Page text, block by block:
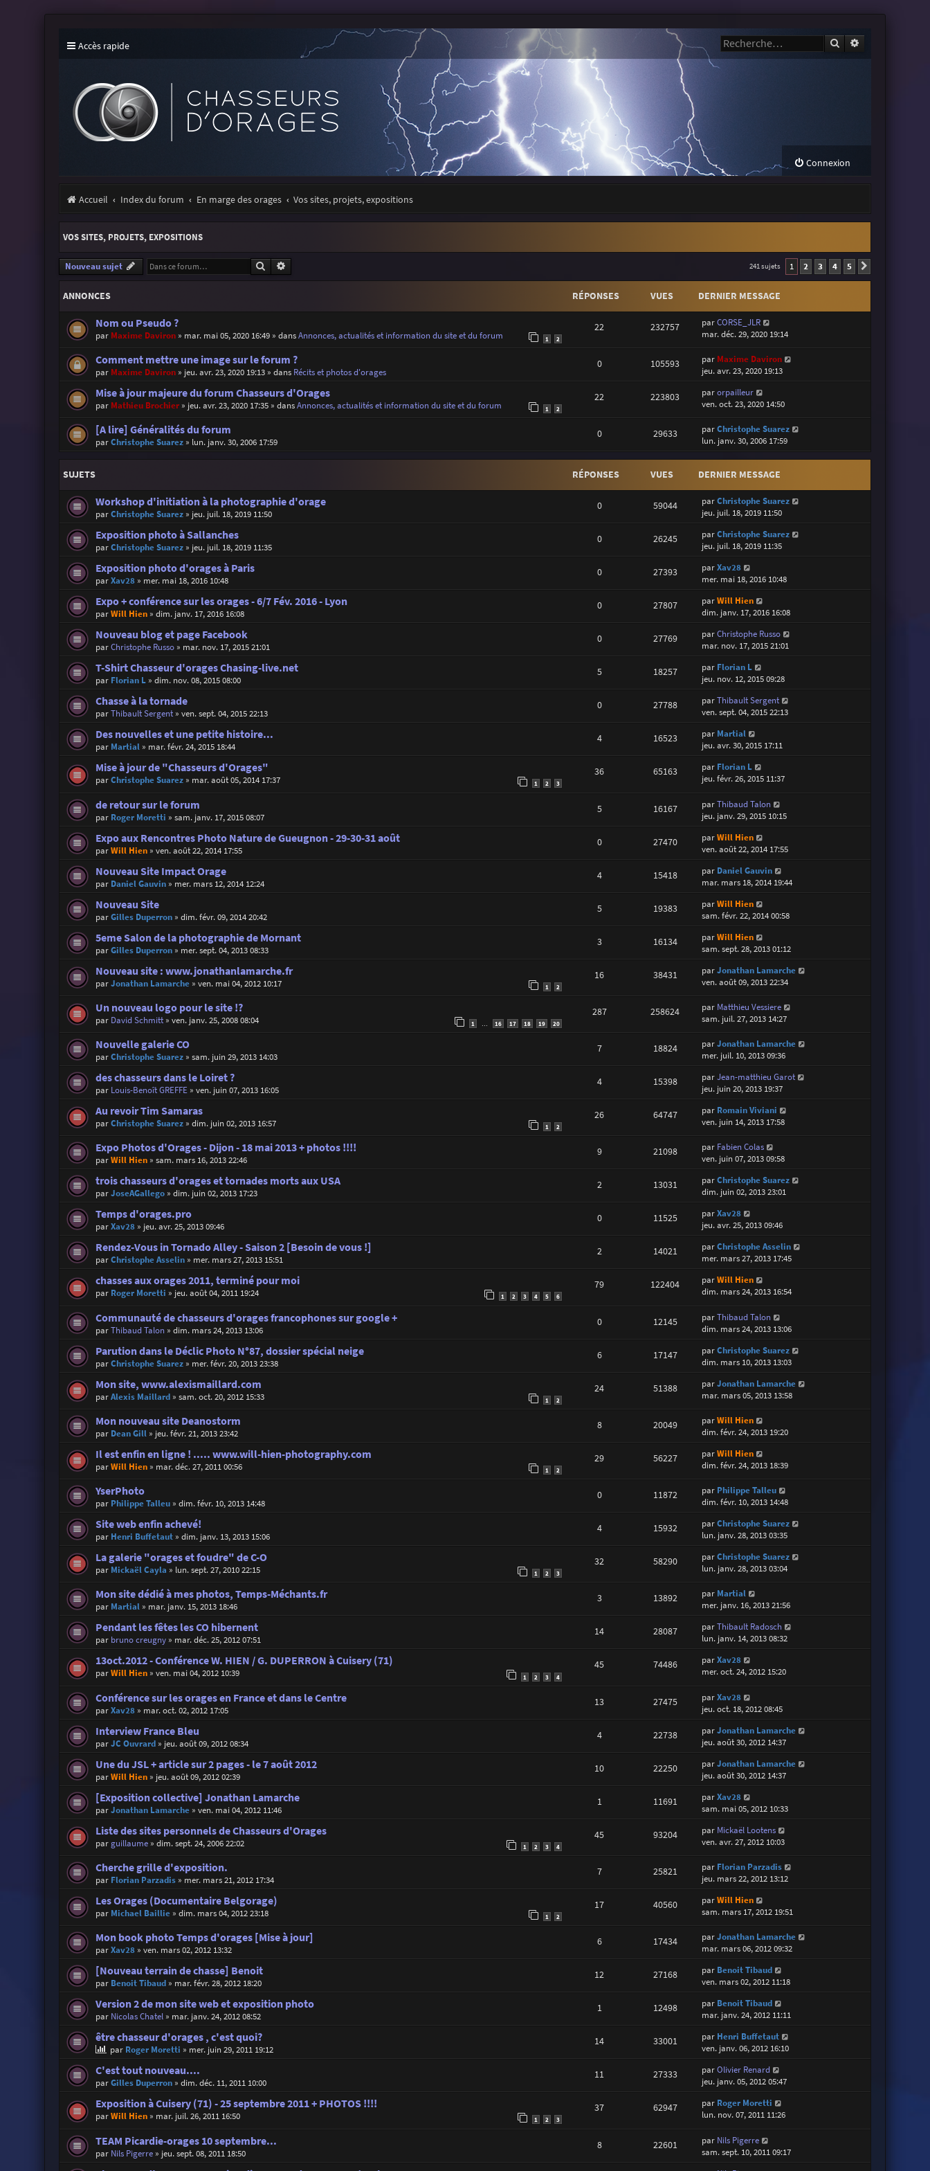
Accès rapide Rechercher
Connexion
Accueil Index du forum En marge des orages Vos sites, projets, expositions
VOS SITES, PROJETS, EXPOSITIONS
Nouveau sujet Rechercher 241 sujets 1 2 3 4 5
ANNONCES RÉPONSES VUES DERNIER MESSAGE
Nom ou Pseudo ?
par Maxime Daviron» mar. mai 05, 2020 16:49» dansAnnonces, actualités et information du site et du forum 1 2
22 232757 parCORSE_JLR
mar. déc. 29, 2020 19:14
Comment mettre une image sur le forum ?
par Maxime Daviron» jeu. avr. 23, 2020 19:13» dans Récits et photos d'orages
0 105593 par Maxime Daviron
jeu. avr. 23, 2020 19:13
Mise à jour majeure du forum Chasseurs d'Orages
par Mathieu Brochier» jeu. avr. 23, 2020 17:35» dansAnnonces, actualités et information du site et du forum 1 2
22 223803 parorpailleur
ven. oct. 23, 2020 14:50
[A lire] Généralités du forum
parChristophe Suarez» lun. janv. 30, 2006 17:59
0 29633 parChristophe Suarez
lun. janv. 30, 2006 17:59
SUJETS RÉPONSES VUES DERNIER MESSAGE
Workshop d'initiation à la photographie d'orage
parChristophe Suarez» jeu. juil. 18, 2019 11:50
0 59044 parChristophe Suarez
jeu. juil. 18, 2019 11:50
Exposition photo à Sallanches
parChristophe Suarez» jeu. juil. 18, 2019 11:35
0 26245 parChristophe Suarez
jeu. juil. 18, 2019 11:35
Exposition photo d'orages à Paris
parXav28» mer. mai 18, 2016 10:48
0 27393 parXav28
mer. mai 18, 2016 10:48
Expo + conférence sur les orages - 6/7 Fév. 2016 - Lyon
parWill Hien» dim. janv. 17, 2016 16:08
0 27807 parWill Hien
dim. janv. 17, 2016 16:08
Nouveau blog et page Facebook
parChristophe Russo» mar. nov. 17, 2015 21:01
0 27769 parChristophe Russo
mar. nov. 17, 2015 21:01
T-Shirt Chasseur d'orages Chasing-live.net
par Florian L» dim. nov. 08, 2015 08:00
5 18257 par Florian L
jeu. nov. 12, 2015 09:28
Chasse à la tornade
parThibault Sergent» ven. sept. 04, 2015 22:13
0 27788 parThibault Sergent
ven. sept. 04, 2015 22:13
Des nouvelles et une petite histoire...
par Martial» mar. févr. 24, 2015 18:44
4 16523 par Martial
jeu. avr. 30, 2015 17:11
Mise à jour de "Chasseurs d'Orages"
parChristophe Suarez» mar. août 05, 2014 17:37 1 2 3
36 65163 par Florian L
jeu. févr. 26, 2015 11:37
de retour sur le forum
par Roger Moretti » sam. janv. 17, 2015 08:07
5 16167 parThibaud Talon
jeu. janv. 29, 2015 10:15
Expo aux Rencontres Photo Nature de Gueugnon - 29-30-31 août
parWill Hien» ven. août 22, 2014 17:55
0 27470 parWill Hien
ven. août 22, 2014 17:55
Nouveau Site Impact Orage
par Daniel Gauvin» mer. mars 12, 2014 12:24
4 15418 par Daniel Gauvin
mar. mars 18, 2014 19:44
Nouveau Site
parGilles Duperron» dim. févr. 09, 2014 20:42
5 19383 parWill Hien
sam. févr. 22, 2014 00:58
5eme Salon de la photographie de Mornant
parGilles Duperron» mer. sept. 04, 2013 08:33
3 16134 parWill Hien
sam. sept. 28, 2013 01:12
Nouveau site : www.jonathanlamarche.fr
parJonathan Lamarche» ven. mai 04, 2012 10:17 1 2
16 38431 parJonathan Lamarche
ven. août 09, 2013 22:34
Un nouveau logo pour le site !?
par David Schmitt» ven. janv. 25, 2008 08:04 1 16 17 18 19 20
287 258624 par Matthieu Vessiere
sam. juil. 27, 2013 14:27
Nouvelle galerie CO
parChristophe Suarez» sam. juin 29, 2013 14:03
7 18824 parJonathan Lamarche
mer. juil. 10, 2013 09:36
des chasseurs dans le Loiret ?
par Louis-Benoît GREFFE» ven. juin 07, 2013 16:05
4 15398 parJean-matthieu Garot
jeu. juin 20, 2013 19:37
Au revoir Tim Samaras
parChristophe Suarez» dim. juin 02, 2013 16:57 1 2
26 64747 par Romain Viviani
ven. juin 14, 2013 17:58
Expo Photos d'Orages - Dijon - 18 mai 2013 + photos !!!!
parWill Hien» sam. mars 16, 2013 22:46
9 21098 par Fabien Colas
ven. juin 07, 2013 09:58
trois chasseurs d'orages et tornades morts aux USA
parJoseAGallego» dim. juin 02, 2013 17:23
2 13031 parChristophe Suarez
dim. juin 02, 2013 23:01
Temps d'orages.pro
parXav28» jeu. avr. 25, 2013 09:46
0 11525 parXav28
jeu. avr. 25, 2013 09:46
Rendez-Vous in Tornado Alley - Saison 2 [Besoin de vous !]
parChristophe Asselin» mer. mars 27, 2013 15:51
2 14021 parChristophe Asselin
mer. mars 27, 2013 17:45
chasses aux orages 2011, terminé pour moi
par Roger Moretti » jeu. août 04, 2011 19:24 1 2 3 4 5 6
79 122404 parWill Hien
dim. mars 24, 2013 16:54
Communauté de chasseurs d'orages francophones sur google +
parThibaud Talon» dim. mars 24, 2013 13:06
0 12145 parThibaud Talon
dim. mars 24, 2013 13:06
Parution dans le Déclic Photo N°87, dossier spécial neige
parChristophe Suarez» mer. févr. 20, 2013 23:38
6 17147 parChristophe Suarez
dim. mars 10, 2013 13:03
Mon site, www.alexismaillard.com
parAlexis Maillard» sam. oct. 20, 2012 15:33 1 2
24 51388 parJonathan Lamarche
mar. mars 05, 2013 13:58
Mon nouveau site Deanostorm
par Dean Gill» jeu. févr. 21, 2013 23:42
8 20049 parWill Hien
dim. févr. 24, 2013 19:20
Il est enfin en ligne ! ..... www.will-hien-photography.com
parWill Hien» mar. déc. 27, 2011 00:56 1 2
29 56227 parWill Hien
dim. févr. 24, 2013 18:39
YserPhoto
par Philippe Talleu» dim. févr. 10, 2013 14:48
0 11872 par Philippe Talleu
dim. févr. 10, 2013 14:48
Site web enfin achevé!
par Henri Buffetaut» dim. janv. 13, 2013 15:06
4 15932 parChristophe Suarez
lun. janv. 28, 2013 03:35
La galerie "orages et foudre" de C-O
par Mickaël Cayla » lun. sept. 27, 2010 22:15 1 2 3
32 58290 parChristophe Suarez
lun. janv. 28, 2013 03:04
Mon site dédié à mes photos, Temps-Méchants.fr
par Martial» mar. janv. 15, 2013 18:46
3 13892 par Martial
mer. janv. 16, 2013 21:56
Pendant les fêtes les CO hibernent
par bruno creugny» mar. déc. 25, 2012 07:51
14 28087 parThibault Radosch
lun. janv. 14, 2013 08:32
13oct.2012 - Conférence W. HIEN / G. DUPERRON à Cuisery (71)
parWill Hien» ven. mai 04, 2012 10:39 1 2 3 4
45 74486 parXav28
mer. oct. 24, 2012 15:20
Conférence sur les orages en France et dans le Centre
parXav28» mar. oct. 02, 2012 17:05
13 27475 parXav28
jeu. oct. 18, 2012 08:45
Interview France Bleu
parJC Ouvrard» jeu. août 09, 2012 08:34
4 22738 parJonathan Lamarche
jeu. août 30, 2012 14:37
Une du JSL + article sur 2 pages - le 7 août 2012
parWill Hien» jeu. août 09, 2012 02:39
10 22250 parJonathan Lamarche
jeu. août 30, 2012 14:37
[Exposition collective] Jonathan Lamarche
parJonathan Lamarche» ven. mai 04, 2012 11:46
1 11691 parXav28
sam. mai 05, 2012 10:33
Liste des sites personnels de Chasseurs d'Orages
par guillaume» dim. sept. 24, 2006 22:02 1 2 3 4
45 93204 par Mickaël Lootens
ven. avr. 27, 2012 10:03
Cherche grille d'exposition.
par Florian Parzadis» mer. mars 21, 2012 17:34
7 25821 par Florian Parzadis
jeu. mars 22, 2012 13:12
Les Orages (Documentaire Belgorage)
par Michael Baillie» dim. mars 04, 2012 23:18 1 2
17 40560 parWill Hien
sam. mars 17, 2012 19:51
Mon book photo Temps d'orages [Mise à jour]
parXav28» ven. mars 02, 2012 13:32
6 17434 parJonathan Lamarche
mar. mars 06, 2012 09:32
[Nouveau terrain de chasse] Benoit
par Benoit Tibaud» mar. févr. 28, 2012 18:20
12 27168 par Benoit Tibaud
ven. mars 02, 2012 11:18
Version 2 de mon site web et exposition photo
par Nicolas Chatel» mar. janv. 24, 2012 08:52
1 12498 par Benoit Tibaud
mar. janv. 24, 2012 11:11
être chasseur d'orages , c'est quoi?
par Roger Moretti » mer. juin 29, 2011 19:12
14 33001 par Henri Buffetaut
ven. janv. 06, 2012 16:10
C'est tout nouveau....
parGilles Duperron» dim. déc. 11, 2011 10:00
11 27333 parOlivier Renard
jeu. janv. 05, 2012 05:47
Exposition à Cuisery (71) - 25 septembre 2011 + PHOTOS !!!!
parWill Hien» mar. juil. 26, 2011 16:50 1 2 3
37 62947 par Roger Moretti
lun. nov. 07, 2011 11:26
TEAM Picardie-orages 10 septembre...
par Nils Pigerre» jeu. sept. 08, 2011 18:50
8 22601 par Nils Pigerre
sam. sept. 10, 2011 09:17